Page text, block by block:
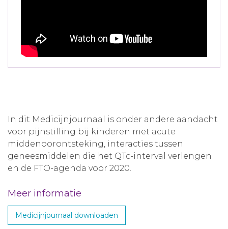
In dit Medicijnjournaal is onder andere aandacht
voor pijnstilling bij kinderen met acute
middenoorontsteking, interacties tussen
geneesmiddelen die het QTc-interval verlengen
en de FTO-agenda voor 2020.
Meer informatie
Medicijnjournaal downloaden